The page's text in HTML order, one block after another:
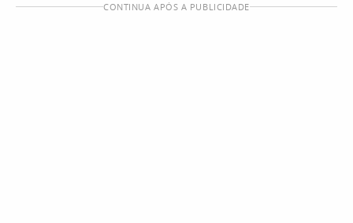
CONTINUA APÓS A PUBLICIDADE